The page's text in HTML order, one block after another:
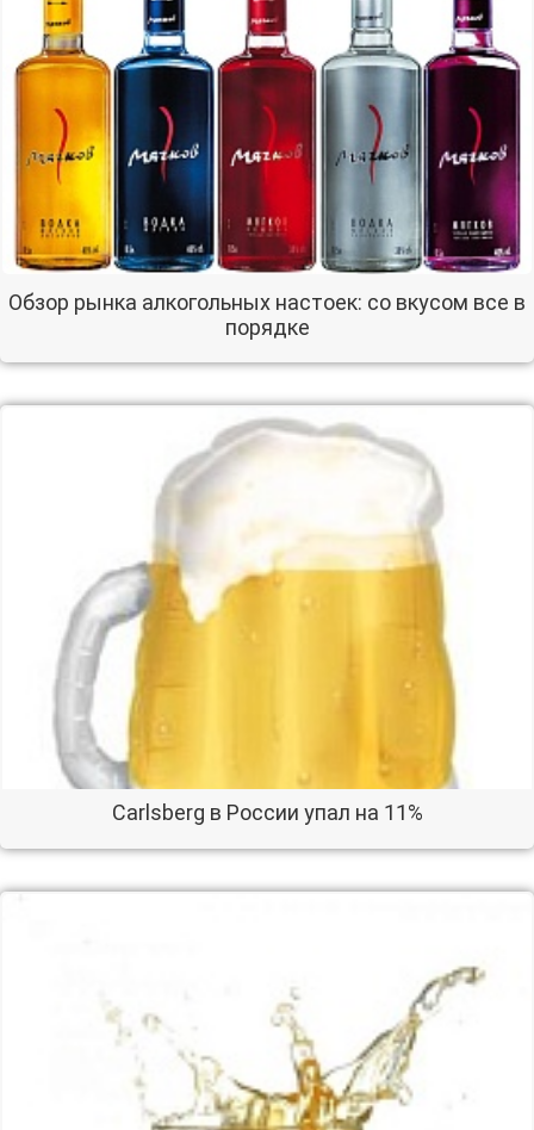
Обзор рынка алкогольных настоек: со вкусом все в
порядке
Carlsberg в России упал на 11%